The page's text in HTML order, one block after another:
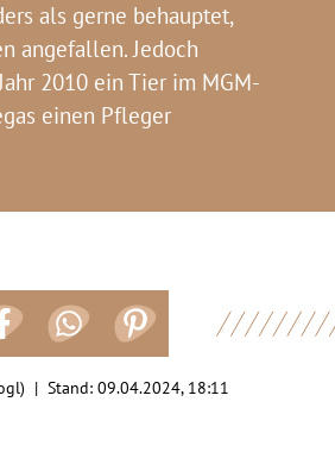
als gerne behauptet,
angefallen. Jedoch
2010 ein Tier im MGM-
einen Pfleger
| Stand: 09.04.2024, 18:11